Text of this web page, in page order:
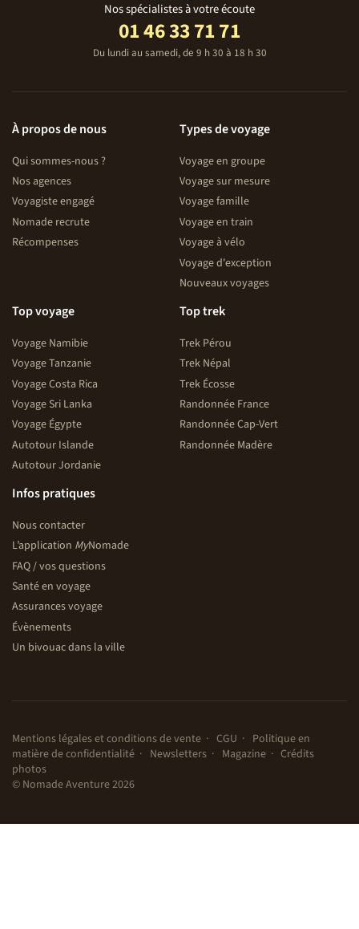
Nos spécialistes à votre écoute
01 46 33 71 71
Du lundi au samedi, de 9 h 30 à 18 h 30
À propos de nous
Qui sommes-nous ?
Nos agences
Voyagiste engagé
Nomade recrute
Récompenses
Types de voyage
Voyage en groupe
Voyage sur mesure
Voyage famille
Voyage en train
Voyage à vélo
Voyage d'exception
Nouveaux voyages
Top voyage
Voyage Namibie
Voyage Tanzanie
Voyage Costa Rica
Voyage Sri Lanka
Voyage Égypte
Autotour Islande
Autotour Jordanie
Top trek
Trek Pérou
Trek Népal
Trek Écosse
Randonnée France
Randonnée Cap-Vert
Randonnée Madère
Infos pratiques
Nous contacter
L’application MyNomade
FAQ / vos questions
Santé en voyage
Assurances voyage
Évènements
Un bivouac dans la ville
Mentions légales et conditions de vente CGU
Politique en
matière de confidentialité
Newsletters Magazine
Crédits
photos
© Nomade Aventure 2026